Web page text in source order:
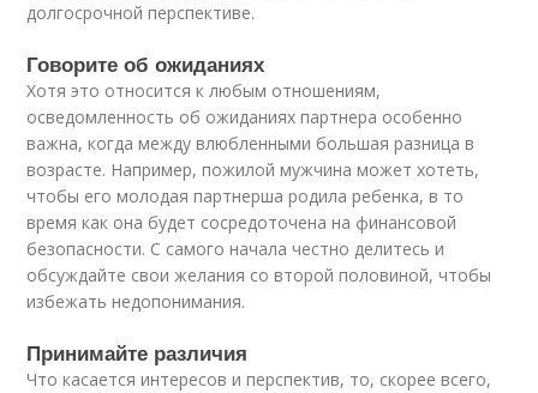
долгосрочной перспективе.
Говорите об ожиданиях
Хотя это относится к любым отношениям,
осведомленность об ожиданиях партнера особенно
важна, когда между влюбленными большая разница в
возрасте. Например, пожилой мужчина может хотеть,
чтобы его молодая партнерша родила ребенка, в то
время как она будет сосредоточена на финансовой
безопасности. С самого начала честно делитесь и
обсуждайте свои желания со второй половиной, чтобы
избежать недопонимания.
Принимайте различия
Что касается интересов и перспектив, то, скорее всего,